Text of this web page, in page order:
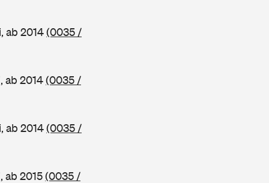
ab 2014(0035 /
ab 2014(0035 /
ab 2014(0035 /
ab 2015(0035 /